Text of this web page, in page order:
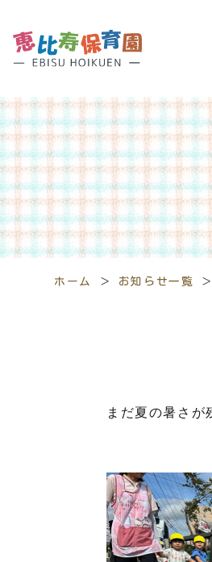
ホーム ＞ お知らせ一覧
まだ夏の暑さ